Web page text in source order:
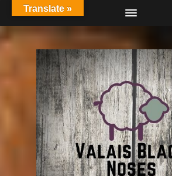
Translate »